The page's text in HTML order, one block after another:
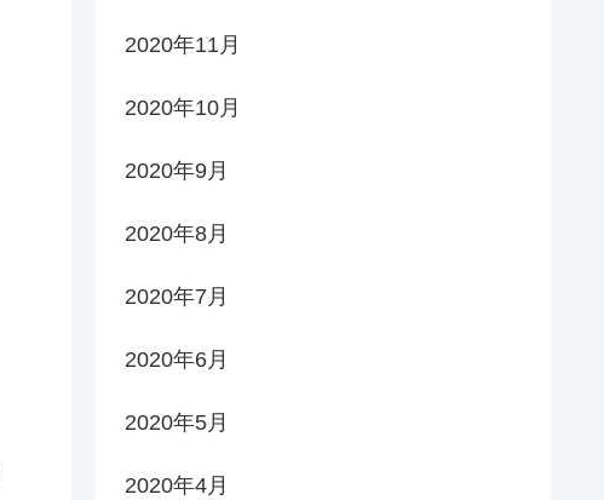
2020年11月
2020年10月
2020年9月
2020年8月
2020年7月
2020年6月
2020年5月
2020年4月